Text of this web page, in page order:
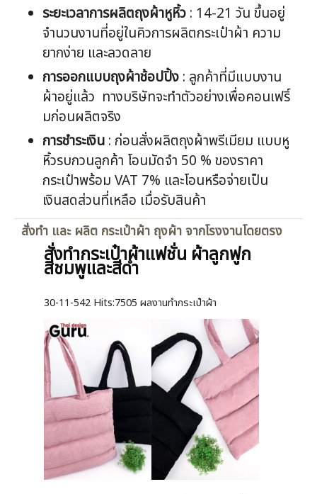
ระยะเวลาการผลิตถุงผ้าหูหิ้ว : 14-21 วัน ขึ้นอยู่
จำนวนงานที่อยู่ในคิวการผลิตกระเป๋าผ้า ความ
ยากง่าย และลวดลาย
การออกแบบถุงผ้าช้อปปิ้ง : ลูกค้าที่มีแบบงาน
ผ้าอยู่แล้ว ทางบริษัทจะทำตัวอย่างเพื่อคอนเฟริ์
มก่อนผลิตจริง
การชำระเงิน : ก่อนสั่งผลิตถุงผ้าพรีเมียม แบบหู
หิ้วรบกวนลูกค้า โอนมัดจำ 50 % ของราคา
กระเป๋าพร้อม VAT 7% และโอนหรือจ่ายเป็น
เงินสดส่วนที่เหลือ เมื่อรับสินค้า
สั่งทำ และ ผลิต กระเป๋าผ้า ถุงผ้า จากโรงงานโดยตรง
สั่งทำกระเป๋าผ้าแฟชั่น ผ้าลูกฟูก
สีชมพูและสีดำ
30-11-542 Hits:7505 ผลงานทำกระเป๋าผ้า